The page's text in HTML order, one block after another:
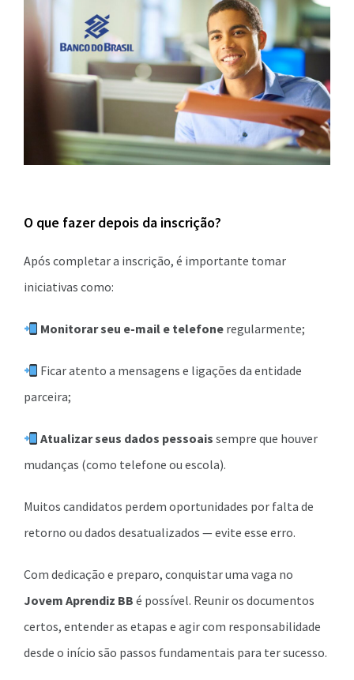
O que fazer depois da inscrição?
Após completar a inscrição, é importante tomar
iniciativas como:
Monitorar seu e-mail e telefone regularmente;
Ficar atento a mensagens e ligações da entidade
parceira;
Atualizar seus dados pessoais sempre que houver
mudanças (como telefone ou escola).
Muitos candidatos perdem oportunidades por falta de
retorno ou dados desatualizados — evite esse erro.
Com dedicação e preparo, conquistar uma vaga no
Jovem Aprendiz BB é possível. Reunir os documentos
certos, entender as etapas e agir com responsabilidade
desde o início são passos fundamentais para ter sucesso.